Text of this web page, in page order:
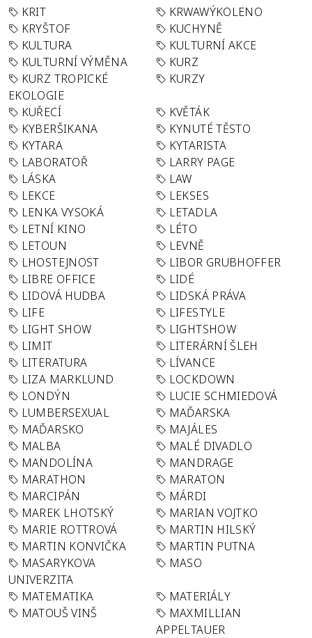
KRIT
KRWAWÝKOLENO
KRYŠTOF
KUCHYNĚ
KULTURA
KULTURNÍ AKCE
KULTURNÍ VÝMĚNA
KURZ
KURZ TROPICKÉ
EKOLOGIE
KURZY
KUŘECÍ
KVĚTÁK
KYBERŠIKANA
KYNUTÉ TĚSTO
KYTARA
KYTARISTA
LABORATOŘ
LARRY PAGE
LÁSKA
LAW
LEKCE
LEKSES
LENKA VYSOKÁ
LETADLA
LETNÍ KINO
LÉTO
LETOUN
LEVNĚ
LHOSTEJNOST
LIBOR GRUBHOFFER
LIBRE OFFICE
LIDÉ
LIDOVÁ HUDBA
LIDSKÁ PRÁVA
LIFE
LIFESTYLE
LIGHT SHOW
LIGHTSHOW
LIMIT
LITERÁRNÍ ŠLEH
LITERATURA
LÍVANCE
LIZA MARKLUND
LOCKDOWN
LONDÝN
LUCIE SCHMIEDOVÁ
LUMBERSEXUAL
MAĎARSKA
MAĎARSKO
MAJÁLES
MALBA
MALÉ DIVADLO
MANDOLÍNA
MANDRAGE
MARATHON
MARATON
MARCIPÁN
MÁRDI
MAREK LHOTSKÝ
MARIAN VOJTKO
MARIE ROTTROVÁ
MARTIN HILSKÝ
MARTIN KONVIČKA
MARTIN PUTNA
MASARYKOVA
UNIVERZITA
MASO
MATEMATIKA
MATERIÁLY
MATOUŠ VINŠ
MAXMILLIAN
APPELTAUER